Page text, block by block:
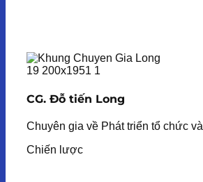
CG. Đỗ tiến Long
Chuyên gia về Phát triển tổ chức và
Chiến lược